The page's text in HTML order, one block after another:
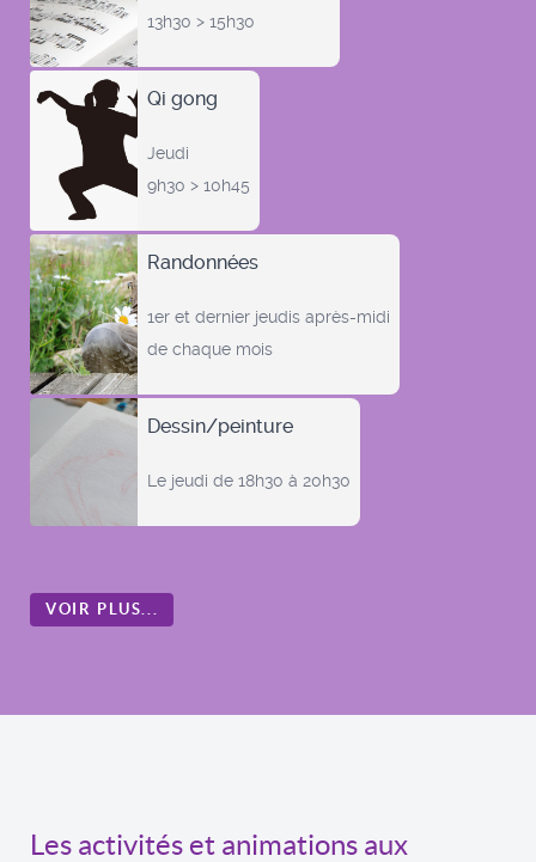
13h30 > 15h30
Qi gong
Jeudi
9h30 > 10h45
Randonnées
1er et dernier jeudis après-midi
de chaque mois
Dessin/peinture
Le jeudi de 18h30 à 20h30
VOIR PLUS...
Les activités et animations aux